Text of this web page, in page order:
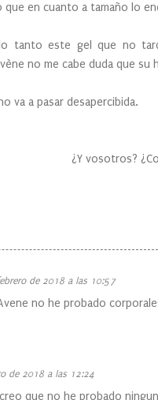
en cuanto a tamaño lo
tanto este gel que no
no me cabe duda que su
va a pasar desapercibida.
¿Y vosotros?
de 2018 a las 10:57
no he probado
de 2018 a las 12:24
que no he probado